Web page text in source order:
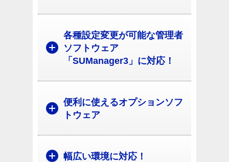
各種設定変更が可能な管理者
ソフトウェア
「SUManager3」に対応！
便利に使えるオプションソフ
トウェア
幅広い環境に対応！